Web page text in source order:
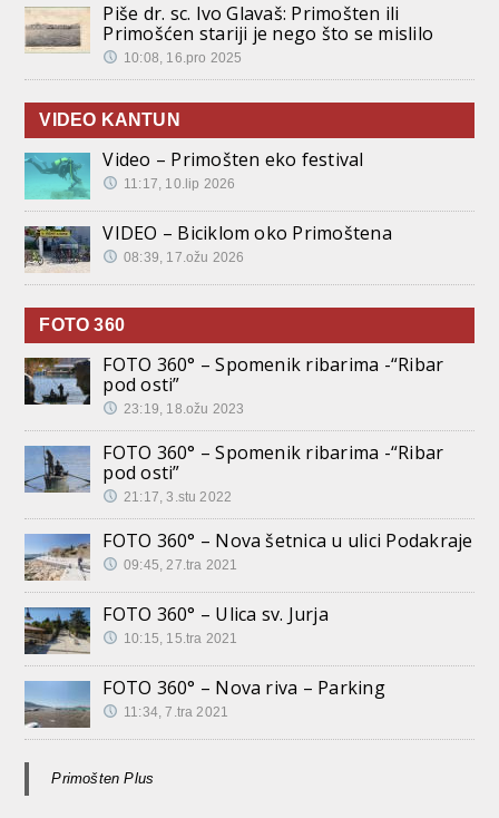
Piše dr. sc. Ivo Glavaš: Primošten ili
Primošćen stariji je nego što se mislilo
10:08, 16.pro 2025
VIDEO KANTUN
Video – Primošten eko festival
11:17, 10.lip 2026
VIDEO – Biciklom oko Primoštena
08:39, 17.ožu 2026
FOTO 360
FOTO 360° – Spomenik ribarima -“Ribar
pod osti”
23:19, 18.ožu 2023
FOTO 360° – Spomenik ribarima -“Ribar
pod osti”
21:17, 3.stu 2022
FOTO 360° – Nova šetnica u ulici Podakraje
09:45, 27.tra 2021
FOTO 360° – Ulica sv. Jurja
10:15, 15.tra 2021
FOTO 360° – Nova riva – Parking
11:34, 7.tra 2021
Primošten Plus